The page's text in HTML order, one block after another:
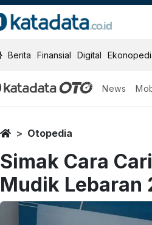
KatadataOTO
Berita Finansial Digital
News
HomeOtopedia
Simak Cara
Mudik Lebaran